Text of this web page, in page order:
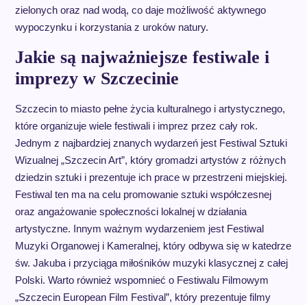
zielonych oraz nad wodą, co daje możliwość aktywnego
wypoczynku i korzystania z uroków natury.
Jakie są najważniejsze festiwale i
imprezy w Szczecinie
Szczecin to miasto pełne życia kulturalnego i artystycznego,
które organizuje wiele festiwali i imprez przez cały rok.
Jednym z najbardziej znanych wydarzeń jest Festiwal Sztuki
Wizualnej „Szczecin Art”, który gromadzi artystów z różnych
dziedzin sztuki i prezentuje ich prace w przestrzeni miejskiej.
Festiwal ten ma na celu promowanie sztuki współczesnej
oraz angażowanie społeczności lokalnej w działania
artystyczne. Innym ważnym wydarzeniem jest Festiwal
Muzyki Organowej i Kameralnej, który odbywa się w katedrze
św. Jakuba i przyciąga miłośników muzyki klasycznej z całej
Polski. Warto również wspomnieć o Festiwalu Filmowym
„Szczecin European Film Festival”, który prezentuje filmy